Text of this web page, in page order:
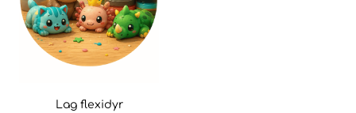
Lag flexidyr